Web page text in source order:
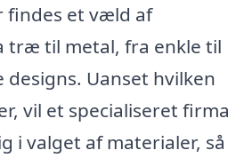
findes et væld af
til metal, fra enkle til
designs. Uanset hvilken
vil et specialiseret firma
i valget af materialer, så